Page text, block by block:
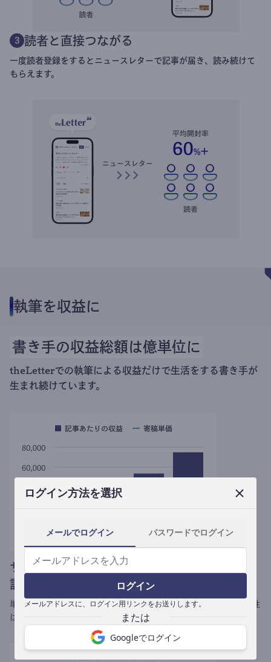
ログイン方法を選択
メールでログイン パスワードでログイン
ログイン
メールアドレスに、ログイン用リンクをお送りします。
Googleでログイン
3 読者と直接つながる
一度読者登録をするとニュースレターで記事が届き、読み続けて
もらえます。
執筆を収益に
書き手の収益総額は億単位に
theLetterでの執筆による収益だけで生活をする書き手が
生まれ続けています。
サブスクだから
記事あたりの単価が伸び続ける
単発の執筆仕事とは異なり、書けば書くほど1記事あたりの収益性
は伸び続けます。